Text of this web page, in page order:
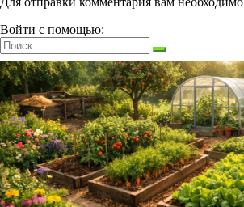
Войти с помощью: